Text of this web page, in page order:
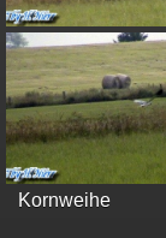
Kornweihe